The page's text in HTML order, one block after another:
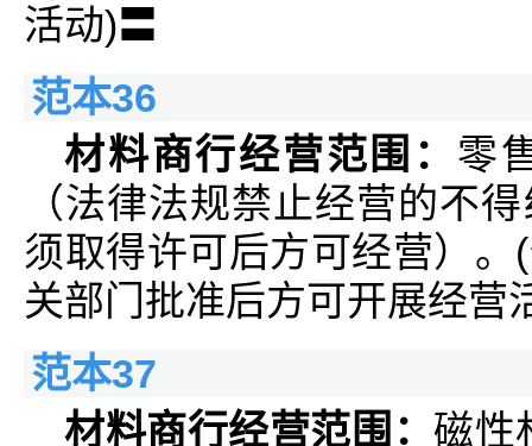
活动)〓
范本36
材料商行经营范围： 零
（法律法规禁止经营的不
须取得许可后方可经营）
关部门批准后方可开展经营
范本37
材料商行经营范围： 磁性